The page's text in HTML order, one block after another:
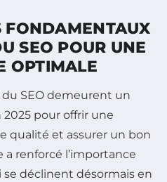
FONDAMENTAUX
SEO POUR UNE
OPTIMALE
SEO demeurent un
pour offrir une
qualité et assurer un bon
renforcé l’importance
se déclinent désormais en